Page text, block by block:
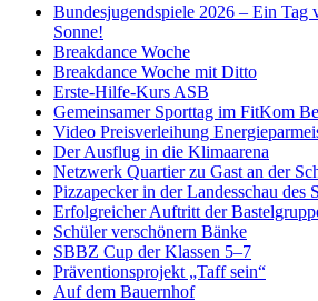
Bundesjugendspiele 2026 – Ein Tag
Sonne!
Breakdance Woche
Breakdance Woche mit Ditto
Erste-Hilfe-Kurs ASB
Gemeinsamer Sporttag im FitKom
Video Preisverleihung
Der Ausflug in die Klimaarena
Netzwerk Quartier zu Gast an der
Pizzapecker in der Landesschau des
Erfolgreicher Auftritt der
Schüler verschönern Bänke
SBBZ Cup der Klassen 5–7
Präventionsprojekt „Taff sein“
Auf dem Bauernhof